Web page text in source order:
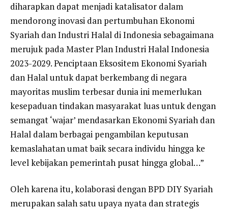
diharapkan dapat menjadi katalisator dalam
mendorong inovasi dan pertumbuhan Ekonomi
Syariah dan Industri Halal di Indonesia sebagaimana
merujuk pada Master Plan Industri Halal Indonesia
2023-2029. Penciptaan Eksositem Ekonomi Syariah
dan Halal untuk dapat berkembang di negara
mayoritas muslim terbesar dunia ini memerlukan
kesepaduan tindakan masyarakat luas untuk dengan
semangat ‘wajar’ mendasarkan Ekonomi Syariah dan
Halal dalam berbagai pengambilan keputusan
kemaslahatan umat baik secara individu hingga ke
level kebijakan pemerintah pusat hingga global…”
Oleh karena itu, kolaborasi dengan BPD DIY Syariah
merupakan salah satu upaya nyata dan strategis